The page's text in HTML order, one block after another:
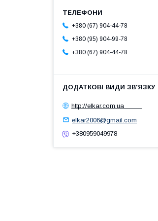
+380 (67) 904-44-78
+380 (95) 904-99-78
+380 (67) 904-44-78
http://elkar.com.ua
elkar2006@gmail.com
+380959049978